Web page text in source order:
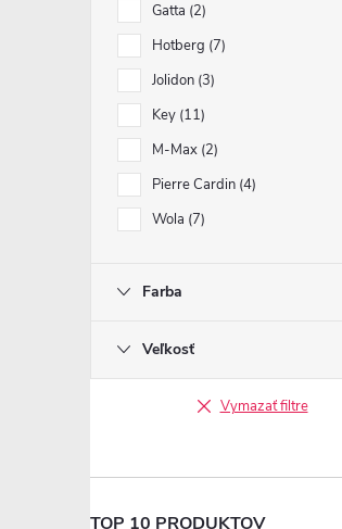
Gatta 2
Hotberg 7
Jolidon 3
Key 11
M-Max 2
Pierre Cardin 4
Wola 7
Farba
Veľkosť
Vymazať filtre
TOP 10 PRODUKTOV